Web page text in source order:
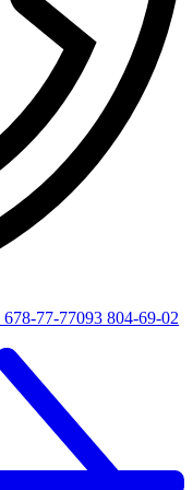
678-77-77093 804-69-02